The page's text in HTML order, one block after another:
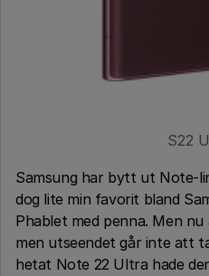
S22
Samsung har bytt ut Note-
dog lite min favorit bland
Phablet med penna. Men
men utseendet går inte att
hetat Note 22 Ultra hade